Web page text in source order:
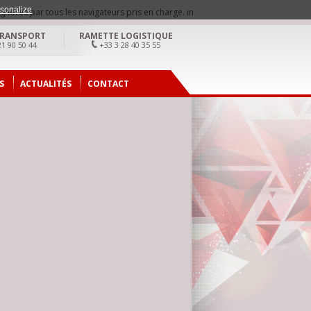
par tous les navigateurs pris en charge. in
90 50 44
RAMETTE LOGISTIQUE
+33 3 28 40 35 55
ACTUALITÉS CONTACT